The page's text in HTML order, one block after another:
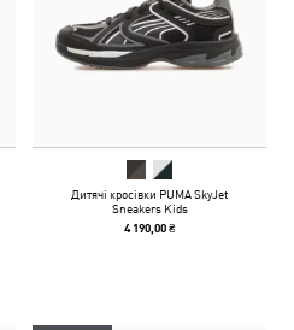
Дитячі кросівки PUMA SkyJet
Sneakers Kids
4 190,00 ₴